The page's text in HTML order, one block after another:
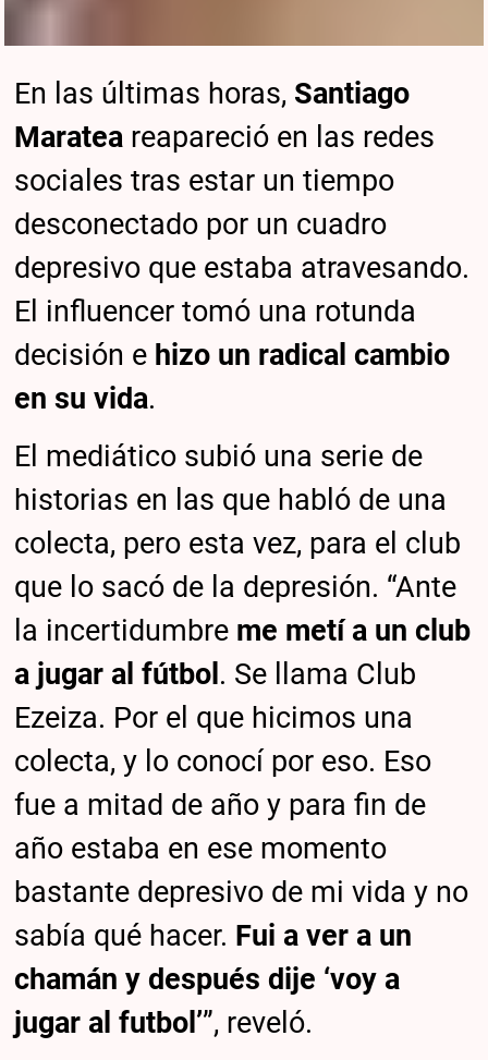
En las últimas horas, Santiago
Maratea reapareció en las redes
sociales tras estar un tiempo
desconectado por un cuadro
depresivo que estaba atravesando.
El influencer tomó una rotunda
decisión e hizo un radical cambio
en su vida.
El mediático subió una serie de
historias en las que habló de una
colecta, pero esta vez, para el club
que lo sacó de la depresión. “Ante
la incertidumbre me metí a un club
a jugar al fútbol . Se llama Club
Ezeiza. Por el que hicimos una
colecta, y lo conocí por eso. Eso
fue a mitad de año y para fin de
año estaba en ese momento
bastante depresivo de mi vida y no
sabía qué hacer. Fui a ver a un
chamán y después dije ‘voy a
jugar al futbol’”, reveló.